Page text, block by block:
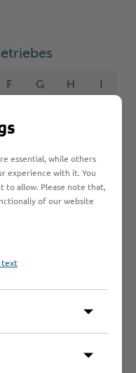
F G H
Liste? Melden Sie
an.
essential, while others
experience with it. You
to allow. Please note that,
of our website